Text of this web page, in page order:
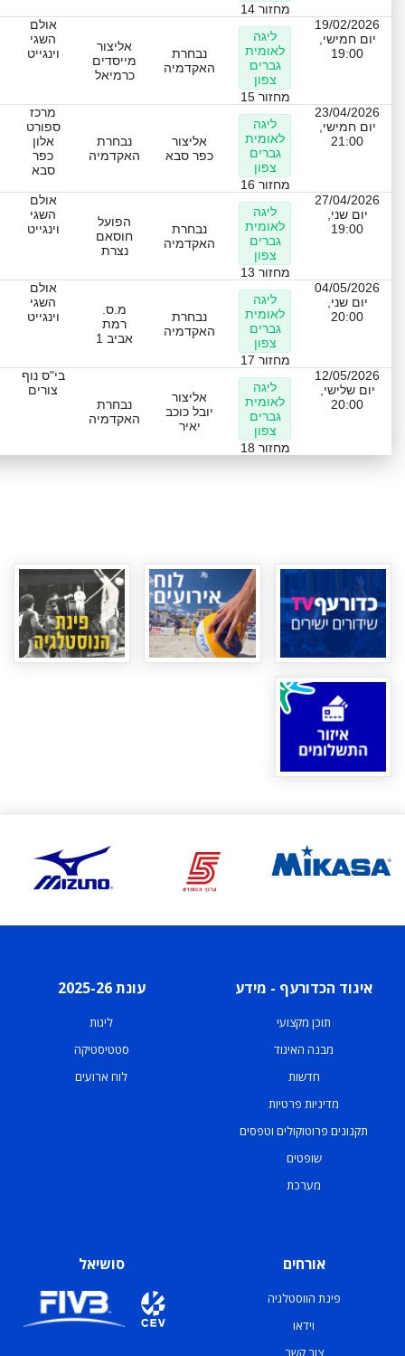
מחזור 14
19/02/2026
יום חמישי,
19:00
ליגה
לאומית
גברים
צפון
מחזור 15
נבחרת
האקדמיה
אליצור
מייסדים
כרמיאל
אולם
השגי
וינגייט
23/04/2026
יום חמישי,
21:00
ליגה
לאומית
גברים
צפון
מחזור 16
אליצור
כפר סבא
נבחרת
האקדמיה
מרכז
ספורט
אלון
כפר
סבא
27/04/2026
יום שני,
19:00
ליגה
לאומית
גברים
צפון
מחזור 13
נבחרת
האקדמיה
הפועל
חוסאם
נצרת
אולם
השגי
וינגייט
04/05/2026
יום שני,
20:00
ליגה
לאומית
גברים
צפון
מחזור 17
נבחרת
האקדמיה
מ.ס.
רמת
אביב 1
אולם
השגי
וינגייט
12/05/2026
יום שלישי,
20:00
ליגה
לאומית
גברים
צפון
מחזור 18
אליצור
יובל כוכב
יאיר
נבחרת
האקדמיה
בי"ס נוף
צורים
איגוד הכדורעף - מידע
תוכן מקצועי
מבנה האיגוד
חדשות
מדיניות פרטיות
תקנונים פרוטוקולים וטפסים
שופטים
מערכת
עונת 2025-26
ליגות
סטטיסטיקה
לוח ארועים
אורחים
פינת הווסטלגיה
וידאו
צור קשר
סושיאל